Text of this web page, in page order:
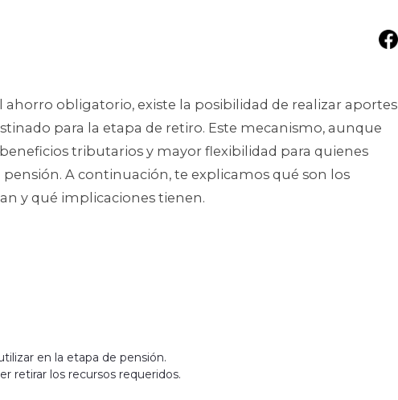
obligatorio, existe la posibilidad de realizar aportes
para la etapa de retiro. Este mecanismo, aunque
tributarios y mayor flexibilidad para quienes
A continuación, te explicamos qué son los
y qué implicaciones tienen.
en la etapa de pensión.
retirar los recursos requeridos.